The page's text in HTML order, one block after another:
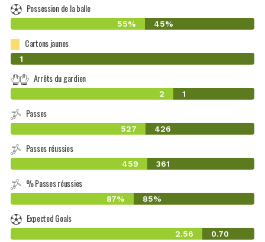
Possession de la balle
55% 45%
Cartons jaunes
0
1
Arrêts du gardien
2 1
Passes
527 426
Passes réussies
459 361
% Passes réussies
87% 85%
Expected Goals
2.56 0.70